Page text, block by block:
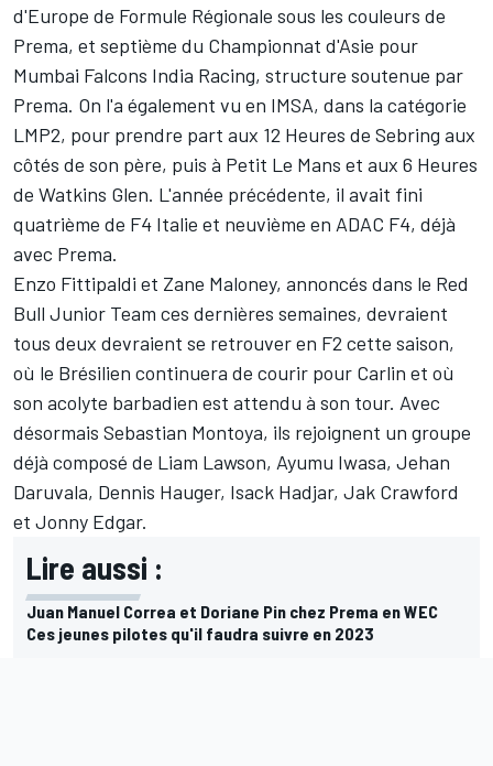
d'Europe de Formule Régionale sous les couleurs de
Prema, et septième du Championnat d'Asie pour
Mumbai Falcons India Racing, structure soutenue par
Prema. On l'a également vu en IMSA, dans la catégorie
LMP2, pour prendre part aux 12 Heures de Sebring aux
côtés de son père, puis à Petit Le Mans et aux 6 Heures
de Watkins Glen. L'année précédente, il avait fini
quatrième de F4 Italie et neuvième en ADAC F4, déjà
avec Prema.
Enzo Fittipaldi et Zane Maloney, annoncés dans le Red
Bull Junior Team ces dernières semaines, devraient
tous deux devraient se retrouver en F2 cette saison,
où le Brésilien continuera de courir pour Carlin et où
son acolyte barbadien est attendu à son tour. Avec
désormais Sebastian Montoya, ils rejoignent un groupe
déjà composé de Liam Lawson, Ayumu Iwasa, Jehan
Daruvala, Dennis Hauger, Isack Hadjar, Jak Crawford
et Jonny Edgar.
Lire aussi :
Juan Manuel Correa et Doriane Pin chez Prema en WEC
Ces jeunes pilotes qu'il faudra suivre en 2023